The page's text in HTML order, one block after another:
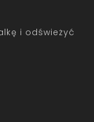
i odświeżyć